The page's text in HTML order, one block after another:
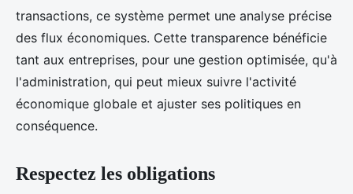
transactions, ce système permet une analyse précise
des flux économiques. Cette transparence bénéficie
tant aux entreprises, pour une gestion optimisée, qu'à
l'administration, qui peut mieux suivre l'activité
économique globale et ajuster ses politiques en
conséquence.
Respectez les obligations